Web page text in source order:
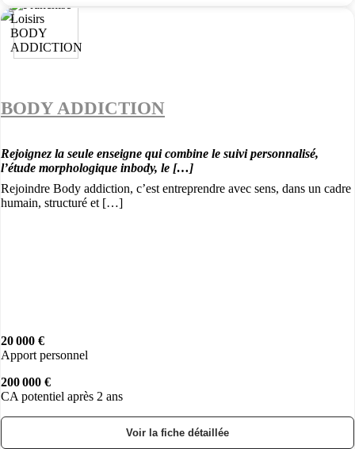
BODY ADDICTION
Rejoignez la seule enseigne qui combine le suivi personnalisé,
l’étude morphologique inbody, le […]
Rejoindre Body addiction, c’est entreprendre avec sens, dans un cadre
humain, structuré et […]
20 000 €
Apport personnel
200 000 €
CA potentiel après 2 ans
Voir la fiche détaillée